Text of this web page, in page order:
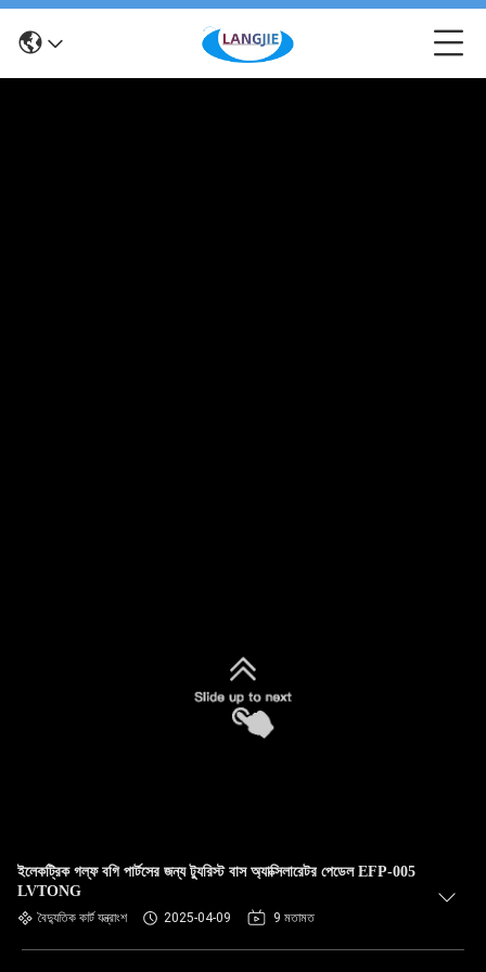
ইলেকট্রিক গল্ফ বগি পার্টসের জন্য ট্যুরিস্ট বাস অ্যাক্সিলারেটর পেডেল EFP-005
LVTONG
বৈদ্যুতিক কার্ট যন্ত্রাংশ 2025-04-09 9 মতামত